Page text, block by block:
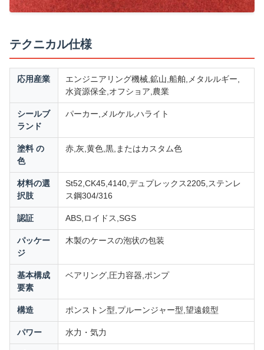
テクニカル仕様
応用産業
エンジニアリング機械,鉱山,船舶,メタルルギー,
水資源保全,オフショア,農業
シールブ
ランド
パーカー,メルケル,ハライト
塗料 の
色
赤,灰,黄色,黒,またはカスタム色
材料の選
択肢
St52,CK45,4140,デュプレックス2205,ステンレ
ス鋼304/316
認証 ABS,ロイドス,SGS
パッケー
ジ
木製のケースの泡状の包装
基本構成
要素
ベアリング,圧力容器,ポンプ
構造 ポンストン型,プルーンジャー型,望遠鏡型
パワー 水力・気力